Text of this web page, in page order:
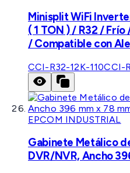
Minisplit WiFi
( 1 TON ) / R32 /
/ Compatible con
CCI-R32-12K-110CCI-
EPCOM INDUSTRIAL
Gabinete Metálico
DVR/NVR, Ancho